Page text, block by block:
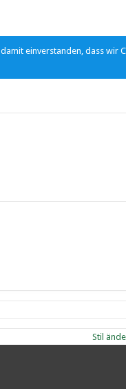
einverstanden, dass wir
Stil